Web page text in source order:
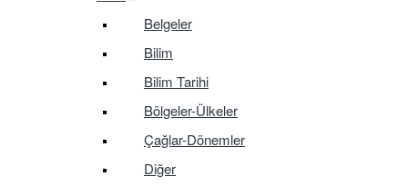
Belgeler
Bilim
Bilim Tarihi
Bölgeler-Ülkeler
Çağlar-Dönemler
Diğer